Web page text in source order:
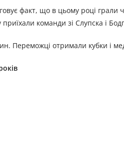
факт, що в цьому році грали
команди зі Слупска і
Переможці отримали кубки і